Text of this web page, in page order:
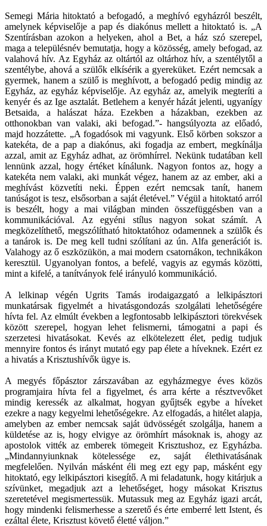
Semegi Mária hitoktató a befogadó, a meghívó egyházról beszélt,
amelynek képviselője a pap és diakónus mellett a hitoktató is. „A
Szentírásban azokon a helyeken, ahol a Bet, a ház szó szerepel,
maga a településnév bemutatja, hogy a közösség, amely befogad, az
valahová hív. Az Egyház az oltártól az oltárhoz hív, a szentélytől a
szentélybe, ahová a szülők elkísérik a gyereküket. Ezért nemcsak a
gyermek, hanem a szülő is meghívott, a befogadó pedig mindig az
Egyház, az egyház képviselője. Az egyház az, amelyik megteríti a
kenyér és az Ige asztalát. Betlehem a kenyér házát jelenti, ugyanígy
Betsaida, a halászat háza. Ezekben a házakban, ezekben az
otthonokban van valaki, aki befogad.”- hangsúlyozta az előadó,
majd hozzátette. „A fogadósok mi vagyunk. Első körben sokszor a
katekéta, de a pap a diakónus, aki fogadja az embert, megkínálja
azzal, amit az Egyház adhat, az örömhírrel. Nekünk tudatában kell
lennünk azzal, hogy értéket kínálunk. Nagyon fontos az, hogy a
katekéta nem valaki, aki munkát végez, hanem az az ember, aki a
meghívást közvetíti neki. Éppen ezért nemcsak tanít, hanem
tanúságot is tesz, elsősorban a saját életével.” Végül a hitoktató arról
is beszélt, hogy a mai világban minden összefüggésben van a
kommunikációval. Az egyéni stílus nagyon sokat számít. A
megközelíthető, megszólítható hitoktatóhoz odamennek a szülők és
a tanárok is. De meg kell tudni szólítani az ún. Alfa generációt is.
Valahogy az ő eszközükön, a mai modern csatornákon, technikákon
keresztül. Ugyanolyan fontos, a befelé, vagyis az egymás közötti,
mint a kifelé, a tanítványok felé irányuló kommunikáció.
A lelkinap végén Ugrits Tamás irodaigazgató a lelkipásztori
munkatársak figyelmét a hivatásgondozás szolgálati lehetőségére
hívta fel. Az elmúlt években a legfontosabb lelkipásztori törekvések
között szerepel, hogyan lehet felismerni, támogatni a papi és
szerzetesi hivatásokat. Kevés az elkötelezett élet, pedig tudjuk
mennyire fontos és irányt mutató egy pap élete a híveknek. Ezért ez
a hivatás a Krisztushívők ügye is.
A megyés főpásztor zárszavában az egyházmegye éves közös
programjaira hívta fel a figyelmet, és arra kérte a résztvevőket
mindig keressék az alkalmat, hogyan gyűjtsék egybe a híveket
ezekre a nagy kegyelmi lehetőségekre. Az elfogadás, a hitélet alapja,
amelyben az ember nemcsak saját üdvösségét szolgálja, hanem a
küldetése az is, hogy elvigye az örömhírt másoknak is, ahogy az
apostolok vitték az emberek tömegeit Krisztushoz, ez Egyházba.
„Mindannyiunknak kötelessége ez, saját élethivatásának
megfelelően. Nyilván másként éli meg ezt egy pap, másként egy
hitoktató, egy lelkipásztori kisegítő. A mi feladatunk, hogy kitárjuk a
szívünket, megadjuk azt a lehetőséget, hogy másokat Krisztus
szeretetével megismertessük. Mutassuk meg az Egyház igazi arcát,
hogy mindenki felismerhesse a szerető és érte emberré lett Istent, és
ezáltal élete, Krisztust követő életté váljon.”